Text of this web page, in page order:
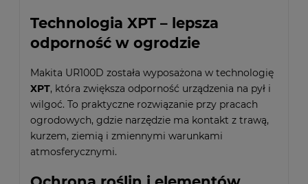
Technologia XPT – lepsza
odporność w ogrodzie
Makita UR100D została wyposażona w technologię
XPT, która zwiększa odporność urządzenia na pył i
wilgoć. To praktyczne rozwiązanie przy pracach
ogrodowych, gdzie narzędzie ma kontakt z trawą,
kurzem, ziemią i zmiennymi warunkami
atmosferycznymi.